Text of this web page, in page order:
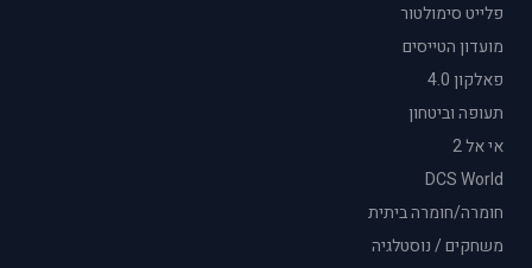
פלייט סימולטור
מועדון הטייסים
פאלקון 4.0
תעופה וביטחון
אי אל 2
DCS World
חומרה/חומרה ביתית
משחקים / נוסטלגיה